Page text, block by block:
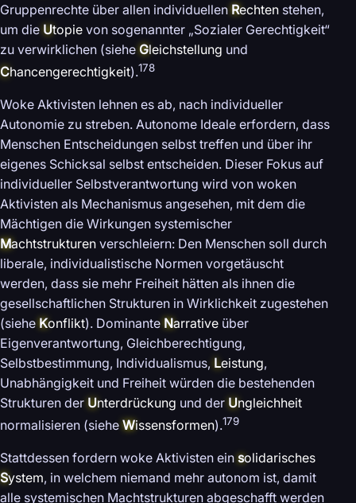
Gruppenrechte über allen individuellen Rechten stehen,
um die Utopie von sogenannter „Sozialer Gerechtigkeit“
zu verwirklichen (siehe Gleichstellung und
Chancengerechtigkeit).178
Woke Aktivisten lehnen es ab, nach individueller
Autonomie zu streben. Autonome Ideale erfordern, dass
Menschen Entscheidungen selbst treffen und über ihr
eigenes Schicksal selbst entscheiden. Dieser Fokus auf
individueller Selbstverantwortung wird von woken
Aktivisten als Mechanismus angesehen, mit dem die
Mächtigen die Wirkungen systemischer
Machtstrukturen verschleiern: Den Menschen soll durch
liberale, individualistische Normen vorgetäuscht
werden, dass sie mehr Freiheit hätten als ihnen die
gesellschaftlichen Strukturen in Wirklichkeit zugestehen
(siehe Konflikt). Dominante Narrative über
Eigenverantwortung, Gleichberechtigung,
Selbstbestimmung, Individualismus, Leistung,
Unabhängigkeit und Freiheit würden die bestehenden
Strukturen der Unterdrückung und der Ungleichheit
normalisieren (siehe Wissensformen).179
Stattdessen fordern woke Aktivisten ein solidarisches
System, in welchem niemand mehr autonom ist, damit
alle systemischen Machtstrukturen abgeschafft werden